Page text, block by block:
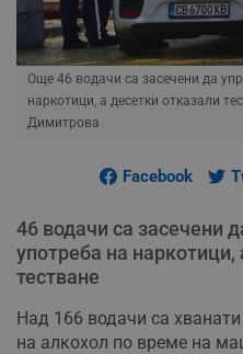
Още 46 водачи са засечени да
наркотици, а десетки отказали
Димитрова
Facebook
46 водачи са засечени
употреба на наркотици,
тестване
Над 166 водачи са
на алкохол по време на